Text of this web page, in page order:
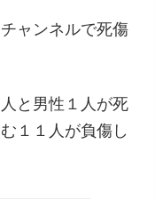
ャンネルで死傷
と男性１人が死
１１人が負傷し